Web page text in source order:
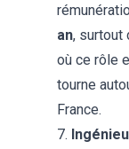
an, surtout
où ce rôle
tourne
France​.
7.